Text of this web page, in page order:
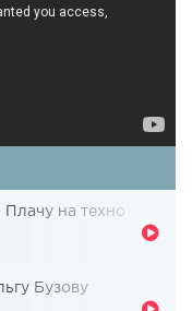
Плачу на техно
Бузову